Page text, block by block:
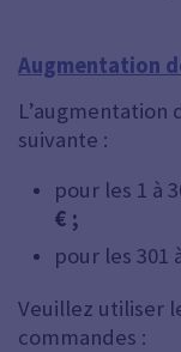
Augmentation
L’augmentation
suivante :
pour les 1 à
€ ;
pour les 301
Veuillez utiliser
commandes :